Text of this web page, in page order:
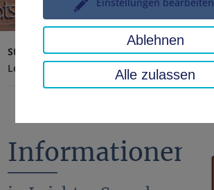
Startseite
Landratsamt, Landkreis
Leichte Sprache
Informationen
Ablehnen
Alle zulassen